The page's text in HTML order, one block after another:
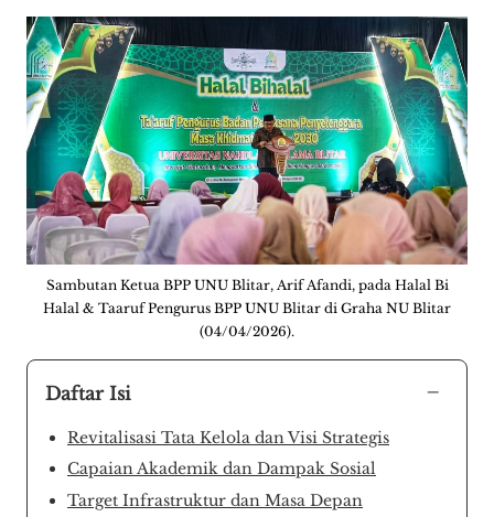
Sambutan Ketua BPP UNU Blitar, Arif Afandi, pada Halal Bi
Halal & Taaruf Pengurus BPP UNU Blitar di Graha NU Blitar
(04/04/2026).
Daftar Isi −
​Revitalisasi Tata Kelola dan Visi Strategis
​Capaian Akademik dan Dampak Sosial
​Target Infrastruktur dan Masa Depan